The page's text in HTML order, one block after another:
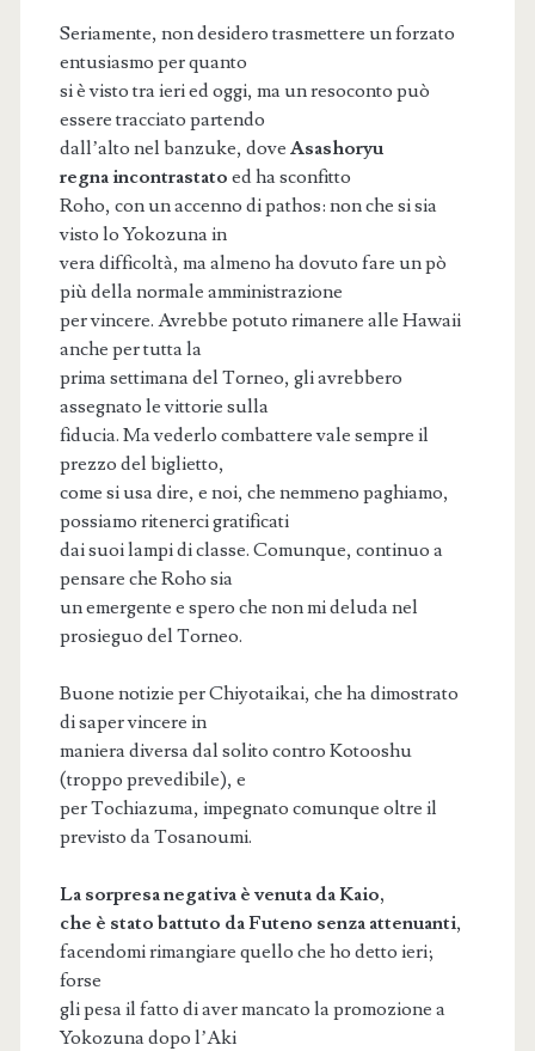
Seriamente, non desidero trasmettere un forzato
entusiasmo per quanto
si è visto tra ieri ed oggi, ma un resoconto può
essere tracciato partendo
dall’alto nel banzuke, dove Asashoryu
regna incontrastato ed ha sconfitto
Roho, con un accenno di pathos: non che si sia
visto lo Yokozuna in
vera difficoltà, ma almeno ha dovuto fare un pò
più della normale amministrazione
per vincere. Avrebbe potuto rimanere alle Hawaii
anche per tutta la
prima settimana del Torneo, gli avrebbero
assegnato le vittorie sulla
fiducia. Ma vederlo combattere vale sempre il
prezzo del biglietto,
come si usa dire, e noi, che nemmeno paghiamo,
possiamo ritenerci gratificati
dai suoi lampi di classe. Comunque, continuo a
pensare che Roho sia
un emergente e spero che non mi deluda nel
prosieguo del Torneo.
Buone notizie per Chiyotaikai, che ha dimostrato
di saper vincere in
maniera diversa dal solito contro Kotooshu
(troppo prevedibile), e
per Tochiazuma, impegnato comunque oltre il
previsto da Tosanoumi.
La sorpresa negativa è venuta da Kaio,
che è stato battuto da Futeno senza attenuanti,
facendomi rimangiare quello che ho detto ieri;
forse
gli pesa il fatto di aver mancato la promozione a
Yokozuna dopo l’Aki